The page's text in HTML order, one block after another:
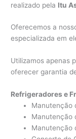
realizado pela Itu
Oferecemos a
especializada em
Utilizamos apenas
oferecer garantia
Refrigeradores e
Manutenção
Manutenção
Manutenção